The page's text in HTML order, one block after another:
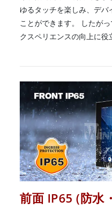
ゆるタッチを楽しみ、デバ
ことができます。 したが
クスペリエンスの向上に役
前面 IP65 (防水